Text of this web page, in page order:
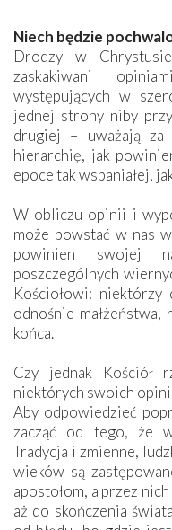
Niech będzie
Drodzy w
zaskakiwani
występujących w
jednej strony niby
drugiej – uważają za
hierarchię, jak
epoce tak wspaniałej,
W obliczu opinii i
może powstać w nas
powinien swojej
poszczególnych
Kościołowi: niektórzy
odnośnie
końca.
Czy jednak Kościół
niektórych swoich
Aby odpowiedzieć
zacząć od tego, że
Tradycja i zmienne,
wieków są
apostołom, a przez
aż do skończenia